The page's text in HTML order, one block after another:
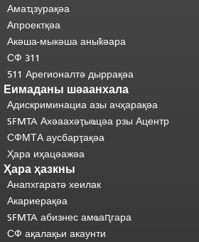
иқәҵәиаахоит.
шәхынҳәы."
Амаҵзурақәа
Апроектқәа
Акәша-мыкәша аныҟәара
СФ 311
511 Арегионалтә дыррақәа
Еимаданы шәаанхала
Адискриминациа азы ачҳарақәа
SFMTA Ахәаахәҭыҩцәа рзы Ацентр
СФМТА аусбарҭақәа
Ҳара иҳацәажәа
Ҳара ҳазкны
Анапхгаратә хеилак
Акариерақәа
SFMTA абизнес амҩаԥгара
СФ ақалақьи акаунти